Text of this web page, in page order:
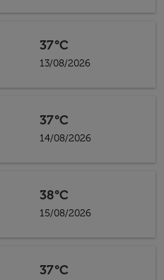
37°C
13/08/2026
37°C
14/08/2026
38°C
15/08/2026
37°C